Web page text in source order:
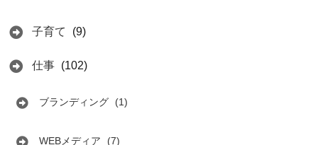
子育て (9)
仕事 (102)
ブランディング (1)
WEBメディア (7)